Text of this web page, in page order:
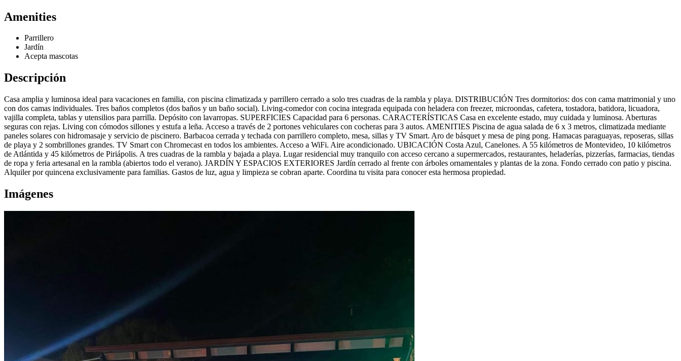
Amenities
Parrillero
Jardín
Acepta mascotas
Descripción
Casa amplia y luminosa ideal para vacaciones en familia, con piscina climatizada y parrillero cerrado a solo tres cuadras de la rambla y playa. DISTRIBUCIÓN Tres dormitorios: dos con cama matrimonial y uno
con dos camas individuales. Tres baños completos (dos baños y un baño social). Living-comedor con cocina integrada equipada con heladera con freezer, microondas, cafetera, tostadora, batidora, licuadora,
vajilla completa, tablas y utensilios para parrilla. Depósito con lavarropas. SUPERFICIES Capacidad para 6 personas. CARACTERÍSTICAS Casa en excelente estado, muy cuidada y luminosa. Aberturas
seguras con rejas. Living con cómodos sillones y estufa a leña. Acceso a través de 2 portones vehiculares con cocheras para 3 autos. AMENITIES Piscina de agua salada de 6 x 3 metros, climatizada mediante
paneles solares con hidromasaje y servicio de piscinero. Barbacoa cerrada y techada con parrillero completo, mesa, sillas y TV Smart. Aro de básquet y mesa de ping pong. Hamacas paraguayas, reposeras, sillas
de playa y 2 sombrillones grandes. TV Smart con Chromecast en todos los ambientes. Acceso a WiFi. Aire acondicionado. UBICACIÓN Costa Azul, Canelones. A 55 kilómetros de Montevideo, 10 kilómetros
de Atlántida y 45 kilómetros de Piriápolis. A tres cuadras de la rambla y bajada a playa. Lugar residencial muy tranquilo con acceso cercano a supermercados, restaurantes, heladerías, pizzerías, farmacias, tiendas
de ropa y feria artesanal en la rambla (abiertos todo el verano). JARDÍN Y ESPACIOS EXTERIORES Jardín cerrado al frente con árboles ornamentales y plantas de la zona. Fondo cerrado con patio y piscina.
Alquiler por quincena exclusivamente para familias. Gastos de luz, agua y limpieza se cobran aparte. Coordina tu visita para conocer esta hermosa propiedad.
Imágenes